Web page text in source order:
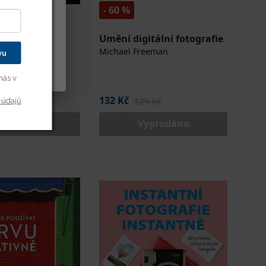
Studio 16
Kč
- 60 %
Umění digitální fotografie
Michael Freeman
132 Kč 329 Kč
s
vašich
cookies
v